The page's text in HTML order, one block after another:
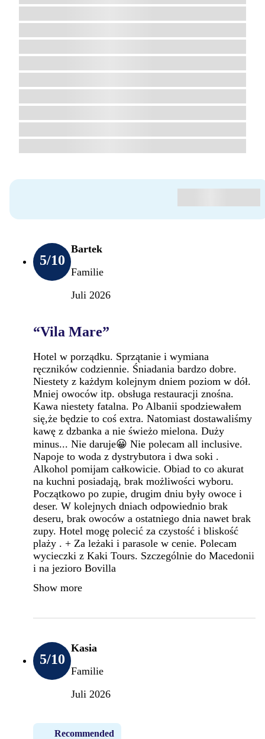
5/10
Bartek
Familie
Juli 2026
“Vila Mare”
Hotel w porządku. Sprzątanie i wymiana
ręczników codziennie. Śniadania bardzo dobre.
Niestety z każdym kolejnym dniem poziom w dół.
Mniej owoców itp. obsługa restauracji znośna.
Kawa niestety fatalna. Po Albanii spodziewałem
się,że będzie to coś extra. Natomiast dostawaliśmy
kawę z dzbanka a nie świeżo mielona. Duży
minus... Nie daruje😀 Nie polecam all inclusive.
Napoje to woda z dystrybutora i dwa soki .
Alkohol pomijam całkowicie. Obiad to co akurat
na kuchni posiadają, brak możliwości wyboru.
Początkowo po zupie, drugim dniu były owoce i
deser. W kolejnych dniach odpowiednio brak
deseru, brak owoców a ostatniego dnia nawet brak
zupy. Hotel mogę polecić za czystość i bliskość
plaży . + Za leżaki i parasole w cenie. Polecam
wycieczki z Kaki Tours. Szczególnie do Macedonii
i na jezioro Bovilla
Show more
5/10
Kasia
Familie
Juli 2026
Recommended